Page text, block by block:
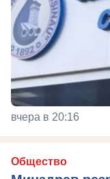
вчера в 20:16
Общество